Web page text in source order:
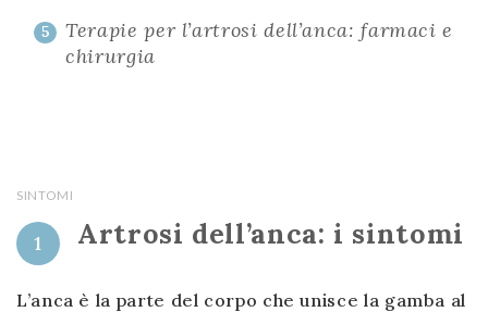
5
Terapie per l’artrosi dell’anca: farmaci e
chirurgia
SINTOMI
1 Artrosi dell’anca: i sintomi
L’anca è la parte del corpo che unisce la gamba al